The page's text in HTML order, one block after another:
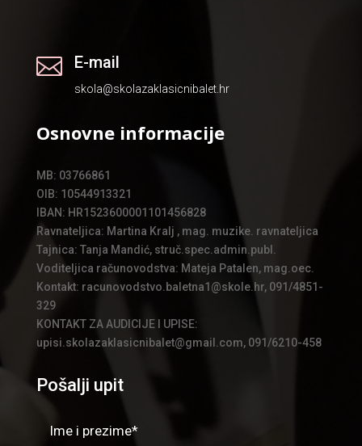
 E-mail
skola@skolazaklasicnibalet.hr
Osnovne informacije
MB: 03766861
OIB: 10544913321
IBAN: HR1523600001101456828
Ravnateljica: Martina Kralj , mag. muzike. ravnateljica
Tajnica: Tanja Mandić, struč.spec.admin.publ.
Voditeljica računovodstva: Mateja Patalen, mag.oec.
Kontakt: racunovodstvo.baletna1@skole.hr, 091/4851-
329
KONTAKT ZA AUDICIJE I UPISE:
upisi.skolazaklasicnibalet@gmail.com, 091/6210-458
Pošalji upit